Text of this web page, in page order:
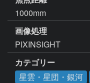
1000mm
画像処理
PIXINSIGHT
カテゴリー
星雲・星団・銀河